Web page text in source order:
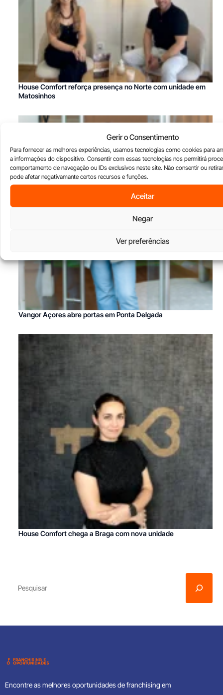
Gerir o Consentimento
Para fornecer as melhores experiências, usamos tecnologias como cookies para
a informações do dispositivo. Consentir com essas tecnologias nos permitirá
comportamento de navegação ou IDs exclusivos neste site. Não consentir ou
pode afetar negativamante certos recursos e funções.
Aceitar
Negar
Ver preferências
House Comfort reforça presença no Norte com unidade em
Matosinhos
Vangor Açores abre portas em Ponta Delgada
House Comfort chega a Braga com nova unidade
Encontre as melhores oportunidades de franchising em